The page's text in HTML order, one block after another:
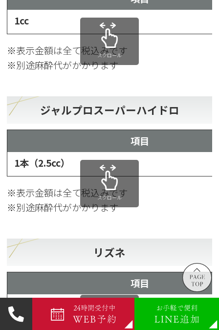
1cc
※表示金額は全て税込みです
※別途麻酔代がかかります
スクロール
ジャルプロスーパーハイドロ
項目
1本（2.5cc）
※表示金額は全て税込みです
※別途麻酔代がかかります
スクロール
リズネ
項目